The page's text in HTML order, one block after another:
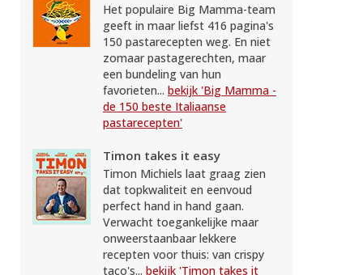
Het populaire Big Mamma-team
geeft in maar liefst 416 pagina's
150 pastarecepten weg. En niet
zomaar pastagerechten, maar
een bundeling van hun
favorieten... bekijk 'Big Mamma -
de 150 beste Italiaanse
pastarecepten'
Timon takes it easy
Timon Michiels laat graag zien
dat topkwaliteit en eenvoud
perfect hand in hand gaan.
Verwacht toegankelijke maar
onweerstaanbaar lekkere
recepten voor thuis: van crispy
taco's... bekijk 'Timon takes it